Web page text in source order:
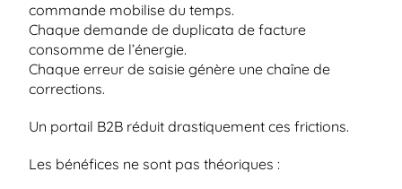
commande mobilise du temps.
Chaque demande de duplicata de facture
consomme de l’énergie.
Chaque erreur de saisie génère une chaîne de
corrections.
Un portail B2B réduit drastiquement ces frictions.
Les bénéfices ne sont pas théoriques :